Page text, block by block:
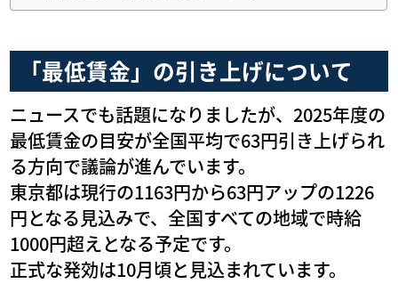
「最低賃金」の引き上げについて
ニュースでも話題になりましたが、2025年度の
最低賃金の目安が全国平均で63円引き上げられ
る方向で議論が進んでいます。
東京都は現行の1163円から63円アップの1226
円となる見込みで、全国すべての地域で時給
1000円超えとなる予定です。
正式な発効は10月頃と見込まれています。